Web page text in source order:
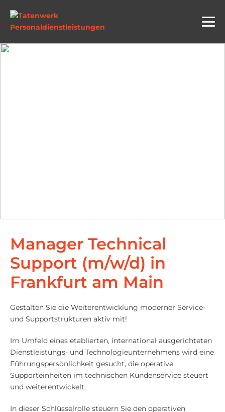
Manager Technical
Support (m/w/d) in
Frankfurt am Main
Gestalten Sie die Weiterentwicklung moderner Service-
und Supportstrukturen aktiv mit!
Im Umfeld eines etablierten, international ausgerichteten
Dienstleistungs- und Technologieunternehmens wird eine
Führungspersönlichkeit gesucht, die operative
Supporteinheiten im technischen Kundenservice steuert
und weiterentwickelt.
In dieser Schlüsselrolle steuern Sie den operativen